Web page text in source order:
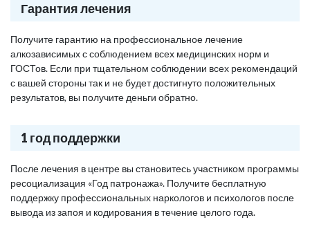
Гарантия лечения
Получите гарантию на профессиональное лечение
алкозависимых с соблюдением всех медицинских норм и
ГОСТов. Если при тщательном соблюдении всех рекомендаций
с вашей стороны так и не будет достигнуто положительных
результатов, вы получите деньги обратно.
1 год поддержки
После лечения в центре вы становитесь участником программы
ресоциализация «Год патронажа». Получите бесплатную
поддержку профессиональных наркологов и психологов после
вывода из запоя и кодирования в течение целого года.